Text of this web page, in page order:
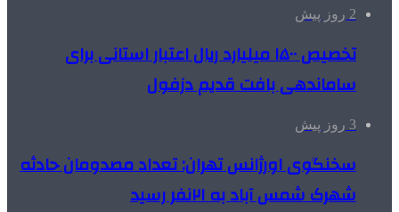
2 روز پیش
تخصیص ۱۵۰۰ میلیارد ریال اعتبار استانی برای
ساماندهی بافت قدیم دزفول
3 روز پیش
سخنگوی اورژانس تهران: تعداد مصدومان حادثه
شهرک شمس آباد به ۲۱نفر رسید